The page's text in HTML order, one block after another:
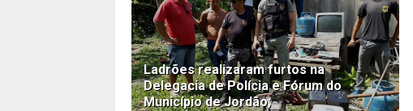
Ladrões realizaram furtos na
Delegacia de Polícia e Fórum do
Município de Jordão;